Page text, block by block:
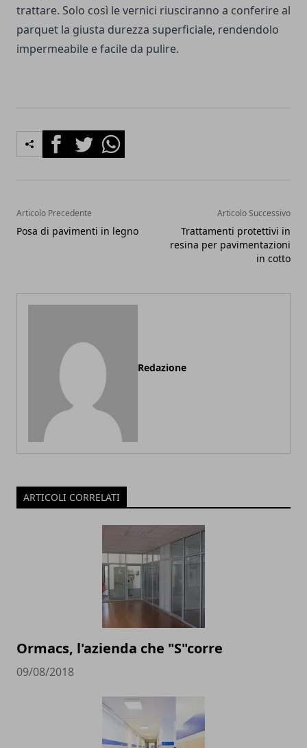
trattare. Solo così le vernici riusciranno a conferire al
parquet la giusta durezza superficiale, rendendolo
impermeabile e facile da pulire.
FacebookTwitterWhatsapp
Articolo Precedente
Posa di pavimenti in legno
Articolo Successivo
Trattamenti protettivi in
resina per pavimentazioni
in cotto
Redazione
ARTICOLI CORRELATI
Ormacs, l'azienda che "S"corre
09/08/2018